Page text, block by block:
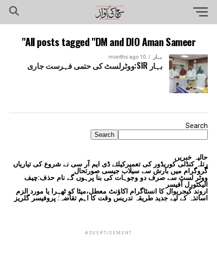
All posts tagged "DM and DIO Aman Sameer"
بہار 10 months ago
بہار SIR:ووٹرلسٹ کی حتمی فہرست جاری
Search
Search
حالیہ خبریں
رتلہ کنڈلی کوریڈور کی تعمیرکیلئے ڈی ایم آر سی نے شروع کی تیاریاں
گروگرام میں بارش سے سیلاب جیسی صورتحال
ووٹر لسٹ سے صرف دو وجوہات کی بنا پرہوں گے نام حذف:چیف
الیکٹورل آفیسر
اروند کیجریوال کا انسٹاگرام اکاؤنٹ معطل،میٹا کو ٹھہرا یا مورد الزم
اساتذہ کے لیے جدید طریقہ تدریس وقت کا اہم تقاضہ: پروفیسر گلریز
ADVERTISEMENT